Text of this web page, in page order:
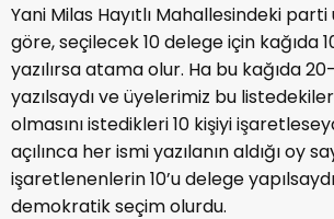
Yani Milas Hayıtlı Mahallesindeki parti
göre, seçilecek 10 delege için kağıda
yazılırsa atama olur. Ha bu kağıda
yazılsaydı ve üyelerimiz bu
olmasını istedikleri 10 kişiyi
açılınca her ismi yazılanın aldığı oy
işaretlenenlerin 10’u delege
demokratik seçim olurdu.